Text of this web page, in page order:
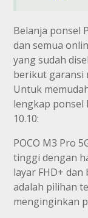
Belanja ponsel
dan semua
yang sudah
berikut garansi
Untuk
lengkap ponsel
10.10:
POCO M3 Pro
tinggi dengan
layar FHD+ dan
adalah pilihan
menginginkan